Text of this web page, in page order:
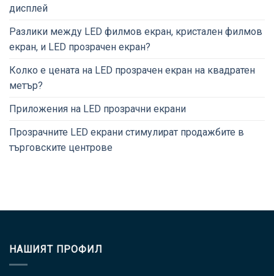
дисплей
Разлики между LED филмов екран, кристален филмов
екран, и LED прозрачен екран?
Колко е цената на LED прозрачен екран на квадратен
метър?
Приложения на LED прозрачни екрани
Прозрачните LED екрани стимулират продажбите в
търговските центрове
НАШИЯТ ПРОФИЛ